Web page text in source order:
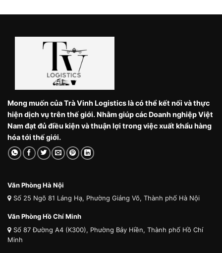
Mong muốn của Trà Vinh Logistics là có thể kết nối và thực
hiện dịch vụ trên thế giới. Nhằm giúp các Doanh nghiệp Việt
Nam đạt đủ điều kiện và thuận lợi trong việc xuất khẩu hàng
hóa tới thế giới.
Văn Phòng Hà Nội
Số 25 Ngõ 81 Láng Hạ, Phường Giảng Võ, Thành phố Hà Nội
Văn Phòng Hồ Chí Minh
Số 87 Đường A4 (K300), Phường Bảy Hiền, Thành phố Hồ Chí
Minh